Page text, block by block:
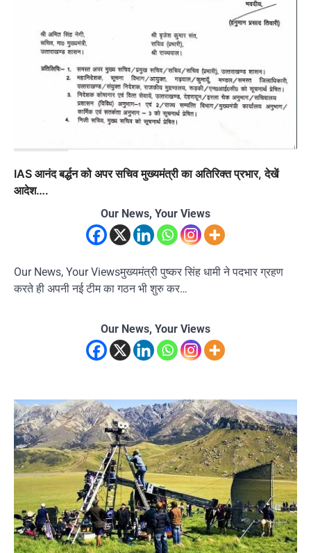
IAS आनंद बर्द्धन को अपर सचिव मुख्यमंत्री का अतिरिक्त प्रभार, देखें
आदेश….
Our News, Your Views
Our News, Your Viewsमुख्यमंत्री पुष्कर सिंह धामी ने पदभार ग्रहण
करते ही अपनी नई टीम का गठन भी शुरु कर…
Our News, Your Views